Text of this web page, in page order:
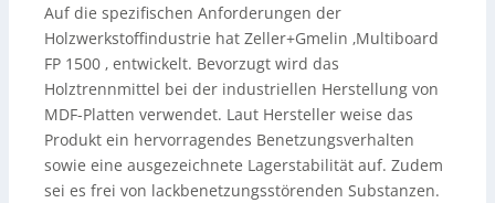
Auf die spezifischen Anforderungen der
Holzwerkstoffindustrie hat Zeller+Gmelin ‚Multiboard
FP 1500 ‚ entwickelt. Bevorzugt wird das
Holztrennmittel bei der industriellen Herstellung von
MDF-Platten verwendet. Laut Hersteller weise das
Produkt ein hervorragendes Benetzungsverhalten
sowie eine ausgezeichnete Lagerstabilität auf. Zudem
sei es frei von lackbenetzungsstörenden Substanzen.